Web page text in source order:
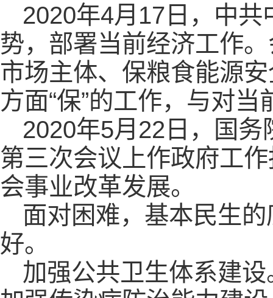
2020年4月17日，中
势，部署当前经济工作
市场主体、保粮食能源
方面“保”的工作，与对
2020年5月22日，国
第三次会议上作政府工
会事业改革发展。
面对困难，基本民生
好。
加强公共卫生体系建